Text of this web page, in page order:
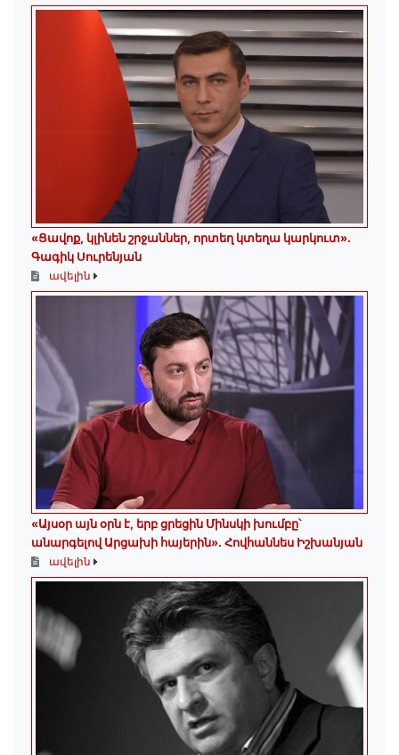
«Ցավոք, կլինեն շրջաններ, որտեղ կտեղա կարկուտ»․
Գագիկ Սուրենյան
ավելին
«Այսօր այն օրն է, երբ ցրեցին Մինսկի խումբը՝
անարգելով Արցախի հայերին»․ Հովհաննես Իշխանյան
ավելին